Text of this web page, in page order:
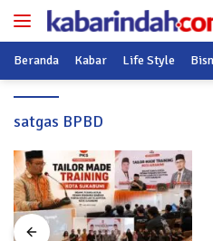
Langsung
Beranda Kabar Life Style
satgas BPBD